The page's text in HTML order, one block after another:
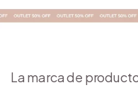
La marca de